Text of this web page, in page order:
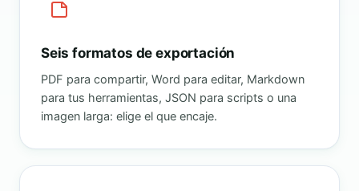
Seis formatos de exportación
PDF para compartir, Word para editar, Markdown
para tus herramientas, JSON para scripts o una
imagen larga: elige el que encaje.